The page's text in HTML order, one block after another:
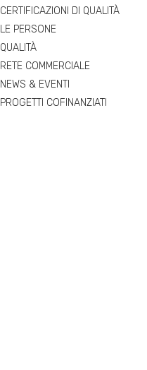
CERTIFICAZIONI DI QUALITÀ
LE PERSONE
QUALITÀ
RETE COMMERCIALE
NEWS & EVENTI
PROGETTI COFINANZIATI